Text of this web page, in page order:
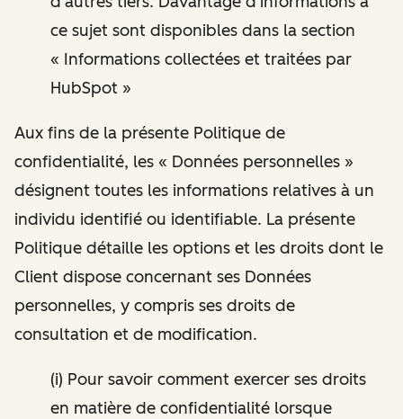
ce sujet sont disponibles dans la section
« Informations collectées et traitées par
HubSpot »
Aux fins de la présente Politique de
confidentialité, les « Données personnelles »
désignent toutes les informations relatives à un
individu identifié ou identifiable. La présente
Politique détaille les options et les droits dont le
Client dispose concernant ses Données
personnelles, y compris ses droits de
consultation et de modification.
(i) Pour savoir comment exercer ses droits
en matière de confidentialité lorsque